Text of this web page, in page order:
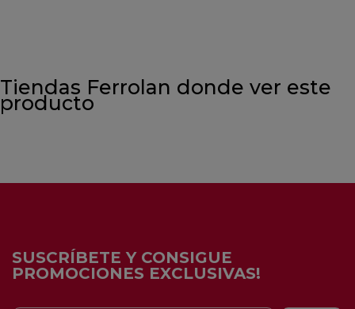
Tiendas Ferrolan donde ver este
producto
SUSCRÍBETE Y CONSIGUE
PROMOCIONES EXCLUSIVAS!